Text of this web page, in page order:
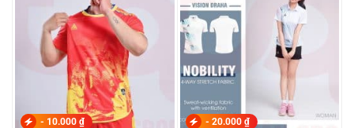
- 10.000 ₫ - 20.000 ₫